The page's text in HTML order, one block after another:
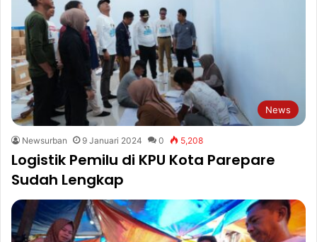
News
Newsurban 9 Januari 2024 0 5,208
Logistik Pemilu di KPU Kota Parepare
Sudah Lengkap